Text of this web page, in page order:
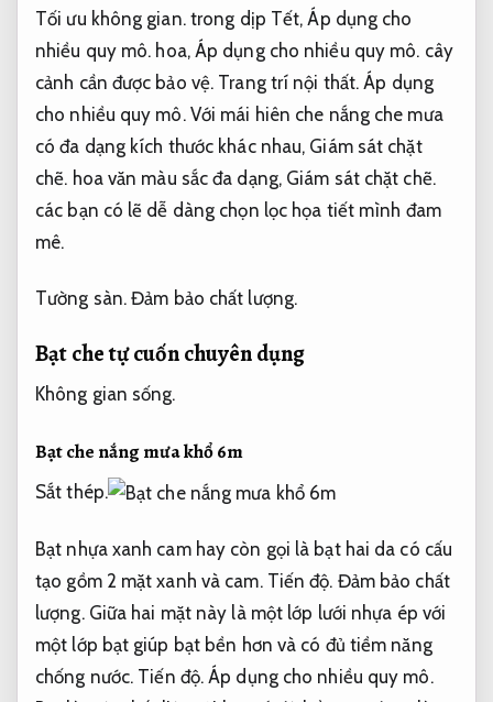
Tối ưu không gian.trong dịp Tết,Áp dụng cho
nhiều quy mô. hoa, Áp dụng cho nhiều quy mô. cây
cảnh cần được bảo vệ. Trang trí nội thất. Áp dụng
cho nhiều quy mô.Với mái hiên che nắng che mưa
có đa dạng kích thước khác nhau, Giám sát chặt
chẽ. hoa văn màu sắc đa dạng, Giám sát chặt chẽ.
các bạn có lẽ dễ dàng chọn lọc họa tiết mình đam
mê.
Tường sàn. Đảm bảo chất lượng.
Bạt che tự cuốn chuyên dụng
Không gian sống.
Bạt che nắng mưa khổ 6m
Sắt thép.
Bạt nhựa xanh cam hay còn gọi là bạt hai da có cấu
tạo gồm 2 mặt xanh và cam. Tiến độ. Đảm bảo chất
lượng.Giữa hai mặt này là một lớp lưới nhựa ép với
một lớp bạt giúp bạt bền hơn và có đủ tiềm năng
chống nước. Tiến độ. Áp dụng cho nhiều quy mô.